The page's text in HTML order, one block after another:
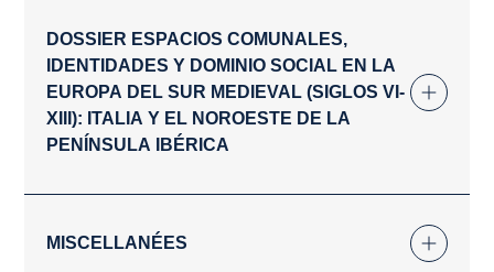
DOSSIER ESPACIOS COMUNALES,
IDENTIDADES Y DOMINIO SOCIAL EN LA
EUROPA DEL SUR MEDIEVAL (SIGLOS VI-
XIII): ITALIA Y EL NOROESTE DE LA
PENÍNSULA IBÉRICA
MISCELLANÉES